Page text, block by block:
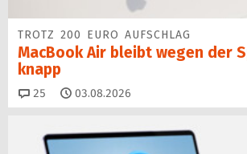
TROTZ 200 EURO AUFSCHLAG
MacBook Air bleibt wegen der
knapp
25 Kommentare
03.08.2026